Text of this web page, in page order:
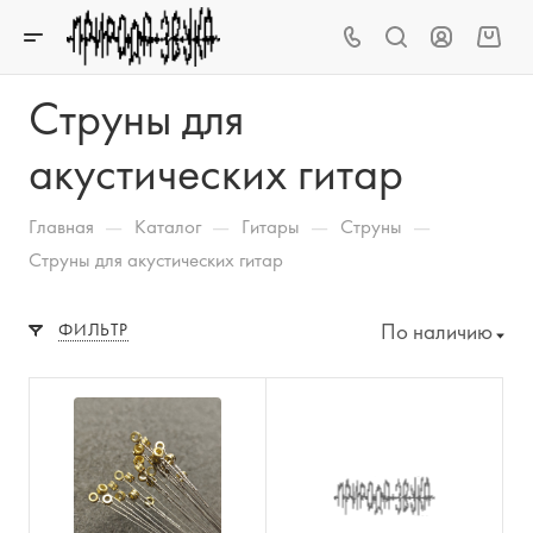
Струны для
акустических гитар
Главная — Каталог — Гитары — Струны —
Струны для акустических гитар
ФИЛЬТР По наличию